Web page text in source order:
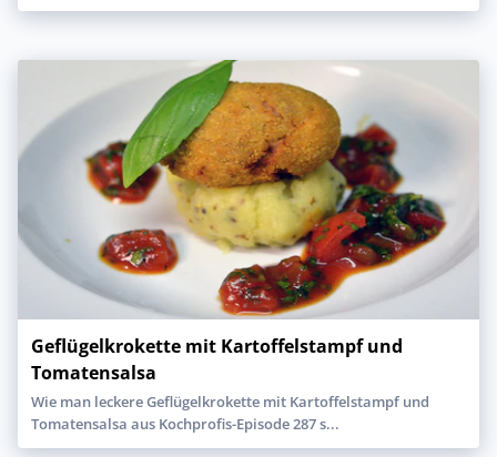
Geflügelkrokette mit Kartoffelstampf und
Tomatensalsa
Wie man leckere Geflügelkrokette mit Kartoffelstampf und
Tomatensalsa aus Kochprofis-Episode 287 s...